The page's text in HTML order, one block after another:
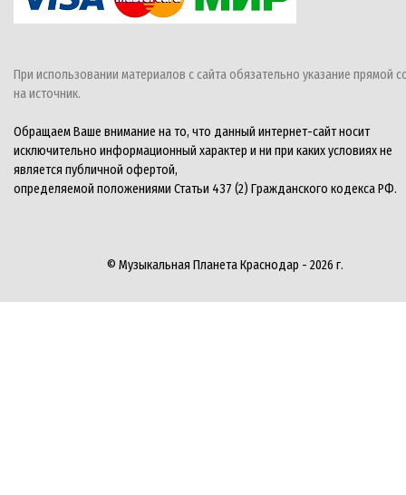
При использовании материалов с сайта обязательно указание прямой
на источник.
Обращаем Ваше внимание на то, что данный интернет-сайт носит
исключительно информационный характер и ни при каких условиях не
является публичной офертой,
определяемой положениями Статьи 437 (2) Гражданского кодекса РФ.
© Музыкальная Планета Краснодар - 2026 г.